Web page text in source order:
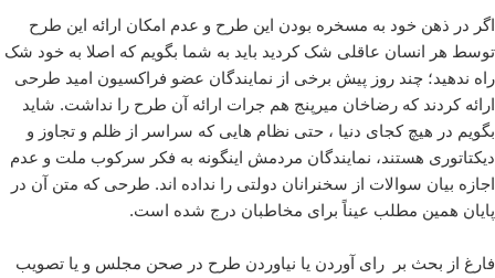
اگر در ذهن خود به مسخره بودن این طرح و عدم امکان ارائه این طرح
توسط هر انسان عاقلی شک کردید باید به شما بگویم که اصلا به خود شک
راه ندهید؛ چند روز پیش برخی از نمایندگان عضو فراکسیون امید طرحی
ارائه کردند که رضاخان میرپنج هم جرات ارائه آن طرح را نداشت. شاید
بگویم در هیچ کجای دنیا ، حتی نظام هایی که سراسر از ظلم و تجاوز و
دیکتاتوری هستند، نمایندگان مردمش اینگونه به فکر سرکوب ملت و عدم
اجازه بیان سوالات از سخنرانان دولتی را نداده اند. طرحی که متن آن در
پایان همین مطلب عیناً برای مخاطبان درج شده است.
فارغ از بحث بر رای آوردن یا نیاوردن طرح در صحن مجلس و یا تصویب